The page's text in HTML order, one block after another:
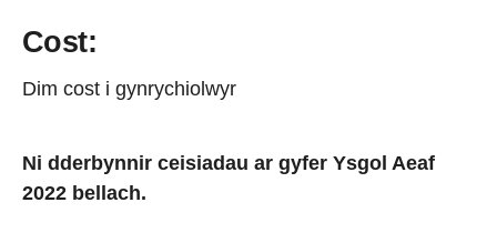
Cost:
Dim cost i gynrychiolwyr
Ni dderbynnir ceisiadau ar gyfer Ysgol Aeaf
2022 bellach.